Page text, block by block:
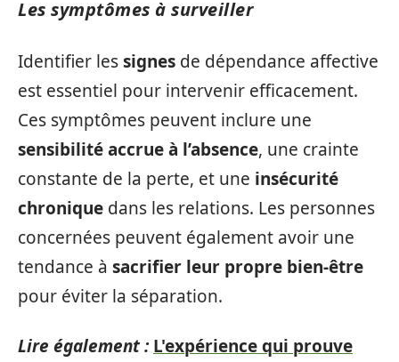
Les symptômes à surveiller
Identifier lessignes de dépendance affective
est essentiel pour intervenir efficacement.
Ces symptômes peuvent inclure une
sensibilité accrue à l’absence, une crainte
constante de la perte, et une insécurité
chronique dans les relations. Les personnes
concernées peuvent également avoir une
tendance à sacrifier leur propre bien-être
pour éviter la séparation.
Lire également : L'expérience qui prouve